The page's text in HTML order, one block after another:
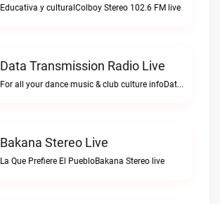
Educativa y culturalColboy Stereo 102.6 FM live
Data Transmission Radio Live
For all your dance music & club culture infoData Transmission Radio live
Bakana Stereo Live
La Que Prefiere El PuebloBakana Stereo live